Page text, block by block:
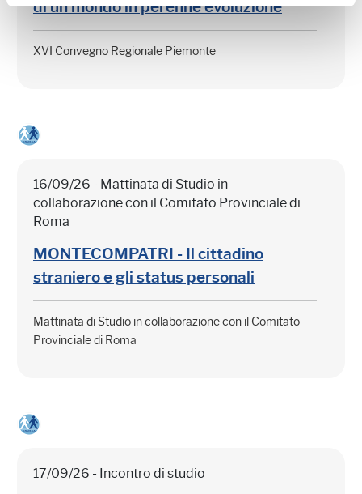
di un mondo in perenne evoluzione
XVI Convegno Regionale Piemonte
16/09/26 - Mattinata di Studio in
collaborazione con il Comitato Provinciale di
Roma
MONTECOMPATRI - Il cittadino
straniero e gli status personali
Mattinata di Studio in collaborazione con il Comitato
Provinciale di Roma
17/09/26 - Incontro di studio